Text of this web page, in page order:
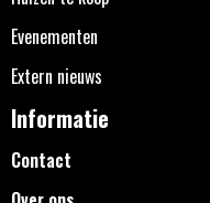
Evenementen
Extern nieuws
Informatie
Contact